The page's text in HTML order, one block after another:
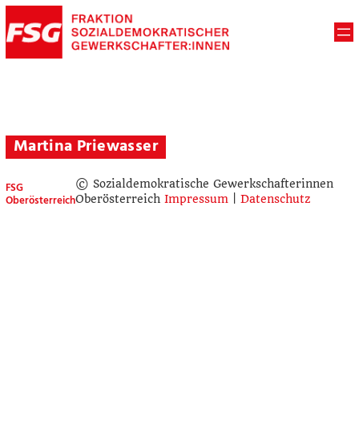
Martina Priewasser
FSG
Oberösterreich
© Sozialdemokratische Gewerkschafterinnen
Oberösterreich Impressum| Datenschutz